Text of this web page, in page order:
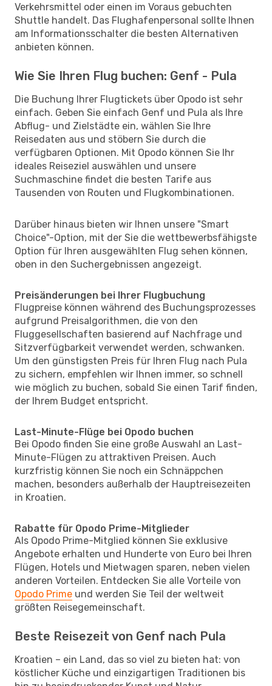
Verkehrsmittel oder einen im Voraus gebuchten
Shuttle handelt. Das Flughafenpersonal sollte Ihnen
am Informationsschalter die besten Alternativen
anbieten können.
Wie Sie Ihren Flug buchen: Genf - Pula
Die Buchung Ihrer Flugtickets über Opodo ist sehr
einfach. Geben Sie einfach Genf und Pula als Ihre
Abflug- und Zielstädte ein, wählen Sie Ihre
Reisedaten aus und stöbern Sie durch die
verfügbaren Optionen. Mit Opodo können Sie Ihr
ideales Reiseziel auswählen und unsere
Suchmaschine findet die besten Tarife aus
Tausenden von Routen und Flugkombinationen.
Darüber hinaus bieten wir Ihnen unsere "Smart
Choice"-Option, mit der Sie die wettbewerbsfähigste
Option für Ihren ausgewählten Flug sehen können,
oben in den Suchergebnissen angezeigt.
Preisänderungen bei Ihrer Flugbuchung
Flugpreise können während des Buchungsprozesses
aufgrund Preisalgorithmen, die von den
Fluggesellschaften basierend auf Nachfrage und
Sitzverfügbarkeit verwendet werden, schwanken.
Um den günstigsten Preis für Ihren Flug nach Pula
zu sichern, empfehlen wir Ihnen immer, so schnell
wie möglich zu buchen, sobald Sie einen Tarif finden,
der Ihrem Budget entspricht.
Last-Minute-Flüge bei Opodo buchen
Bei Opodo finden Sie eine große Auswahl an Last-
Minute-Flügen zu attraktiven Preisen. Auch
kurzfristig können Sie noch ein Schnäppchen
machen, besonders außerhalb der Hauptreisezeiten
in Kroatien.
Rabatte für Opodo Prime-Mitglieder
Als Opodo Prime-Mitglied können Sie exklusive
Angebote erhalten und Hunderte von Euro bei Ihren
Flügen, Hotels und Mietwagen sparen, neben vielen
anderen Vorteilen. Entdecken Sie alle Vorteile von
Opodo Prime und werden Sie Teil der weltweit
größten Reisegemeinschaft.
Beste Reisezeit von Genf nach Pula
Kroatien – ein Land, das so viel zu bieten hat: von
köstlicher Küche und einzigartigen Traditionen bis